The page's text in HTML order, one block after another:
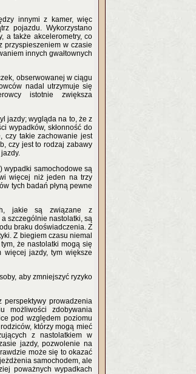
innymi z kamer, więc
pojazdu. Wykorzystano
a także akcelerometry, co
przyspieszeniem w czasie
innych gwałtownych
obserwowanej w ciągu
nadal utrzymuje się
istotnie zwiększa
jazdy; wygląda na to, że z
wypadków, skłonność do
czy takie zachowanie jest
czy jest to rodzaj zabawy
wypadki samochodowe są
więcej niż jeden na trzy
tych badań płyną pewne
jakie są związane z
szczególnie nastolatki, są
braku doświadczenia. Z
Z biegiem czasu niemal
że nastolatki mogą się
jazdy, tym większe
aby zmniejszyć ryzyko
perspektywy prowadzenia
możliwości zdobywania
pod względem poziomu
którzy mogą mieć
z nastolatkiem w
jazdy, pozwolenie na
może się to okazać
samochodem, ale
poważnych wypadkach